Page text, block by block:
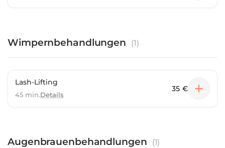
Wimpernbehandlungen (1)
Lash-Lifting
45 min.Details
35 €
Augenbrauenbehandlungen (1)